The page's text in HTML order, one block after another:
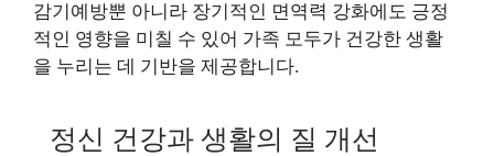
감기예방뿐 아니라 장기적인 면역력 강화에도 긍정
적인 영향을 미칠 수 있어 가족 모두가 건강한 생활
을 누리는 데 기반을 제공합니다.
정신 건강과 생활의 질 개선